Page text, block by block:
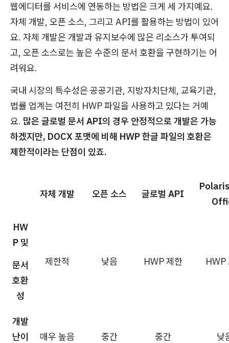
웹에디터를 서비스에 연동하는 방법은 크게 세 가지예요.
자체 개발, 오픈 소스, 그리고 API를 활용하는 방법이 있어
요. 자체 개발은 개발과 유지보수에 많은 리소스가 투여되
고, 오픈 소스로는 높은 수준의 문서 호환을 구현하기는 어
려워요.
국내 시장의 특수성은 공공기관, 지방자치단체, 교육기관,
법률 업계는 여전히 HWP 파일을 사용하고 있다는 거예
요. 많은 글로벌 문서 API의 경우 안정적으로 개발은 가능
하겠지만, DOCX 포맷에 비해 HWP 한글 파일의 호환은
제한적이라는 단점이 있죠.
자체 개발 오픈 소스 글로벌 API
HW
P 및
문서
호환
성
제한적 낮음 HWP 제한 HWP
개발
난이
매우 높음 중간 중간 낮